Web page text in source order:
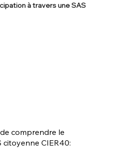
à travers une SAS
comprendre le
CIER40:​